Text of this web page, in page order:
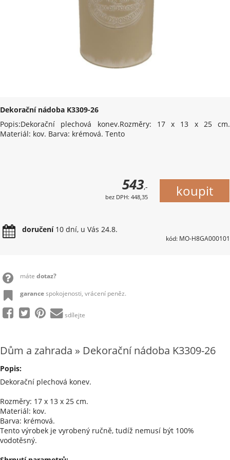
Dekorační nádoba K3309-26
Popis:Dekorační plechová konev.Rozměry: 17 x 13 x 25 cm.
Materiál: kov. Barva: krémová. Tento
543,-
bez DPH: 448,35
doručení10 dní, u Vás 24.8.
kód: MO-H8GA000101
máte dotaz?
garancespokojenosti, vrácení peněz.
sdílejte
Dům a zahrada » Dekorační nádoba K3309-26
Popis:
Dekorační plechová konev.
Rozměry: 17 x 13 x 25 cm.
Materiál: kov.
Barva: krémová.
Tento výrobek je vyrobený ručně, tudíž nemusí být 100%
vodotěsný.